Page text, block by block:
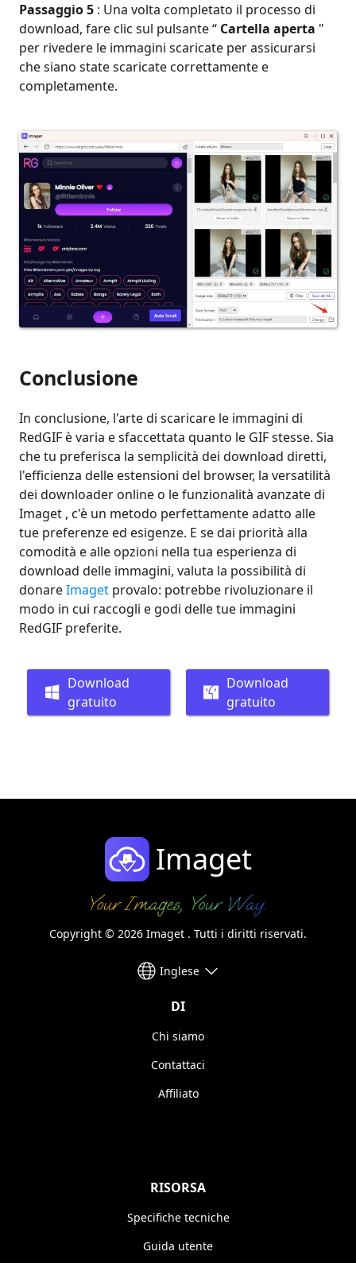
Passaggio 5 : Una volta completato il processo di
download, fare clic sul pulsante “ Cartella aperta "
per rivedere le immagini scaricate per assicurarsi
che siano state scaricate correttamente e
completamente.
Conclusione
In conclusione, l'arte di scaricare le immagini di
RedGIF è varia e sfaccettata quanto le GIF stesse. Sia
che tu preferisca la semplicità dei download diretti,
l'efficienza delle estensioni del browser, la versatilità
dei downloader online o le funzionalità avanzate di
Imaget , c'è un metodo perfettamente adatto alle
tue preferenze ed esigenze. E se dai priorità alla
comodità e alle opzioni nella tua esperienza di
download delle immagini, valuta la possibilità di
donareImaget provalo: potrebbe rivoluzionare il
modo in cui raccogli e godi delle tue immagini
RedGIF preferite.
Download
gratuito
Download
gratuito
Imaget
Copyright © 2026 Imaget . Tutti i diritti riservati.
Inglese
DI
Chi siamo
Contattaci
Affiliato
RISORSA
Specifiche tecniche
Guida utente